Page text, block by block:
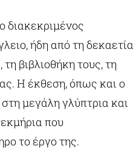
διακεκριμένος
ήδη από τη δεκαετία
βιβλιοθήκη τους, τη
Η έκθεση, όπως και ο
μεγάλη γλύπτρια και
που
το έργο της.